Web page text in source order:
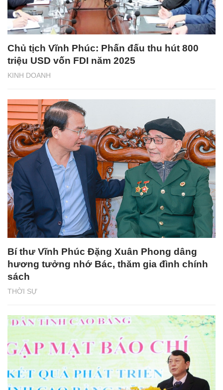
KINH DOANH
Chủ tịch Vĩnh Phúc: Phấn đấu thu hút 800
triệu USD vốn FDI năm 2025
THỜI SỰ
Bí thư Vĩnh Phúc Đặng Xuân Phong dâng
hương tưởng nhớ Bác, thăm gia đình chính
sách